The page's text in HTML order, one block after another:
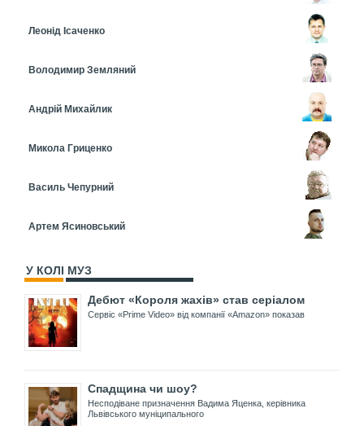
Леонід Ісаченко
Володимир Земляний
Андрій Михайлик
Микола Гриценко
Василь Чепурний
Артем Ясиновський
У КОЛІ МУЗ
Дебют «Короля жахів» став серіалом
Сервіс «Prime Video» від компанії «Amazon» показав
Спадщина чи шоу?
Несподіване призначення Вадима Яценка, керівника
Львівського муніципального